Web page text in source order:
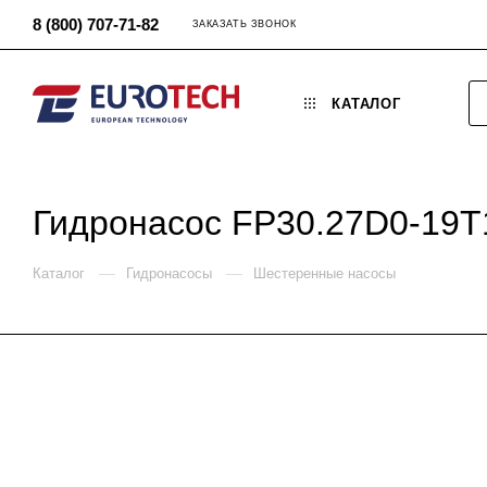
8 (800) 707-71-82 ЗАКАЗАТЬ ЗВОНОК
КАТАЛОГ
Гидронасос FP30.27D0-
Каталог — Гидронасосы — Шестеренные насосы